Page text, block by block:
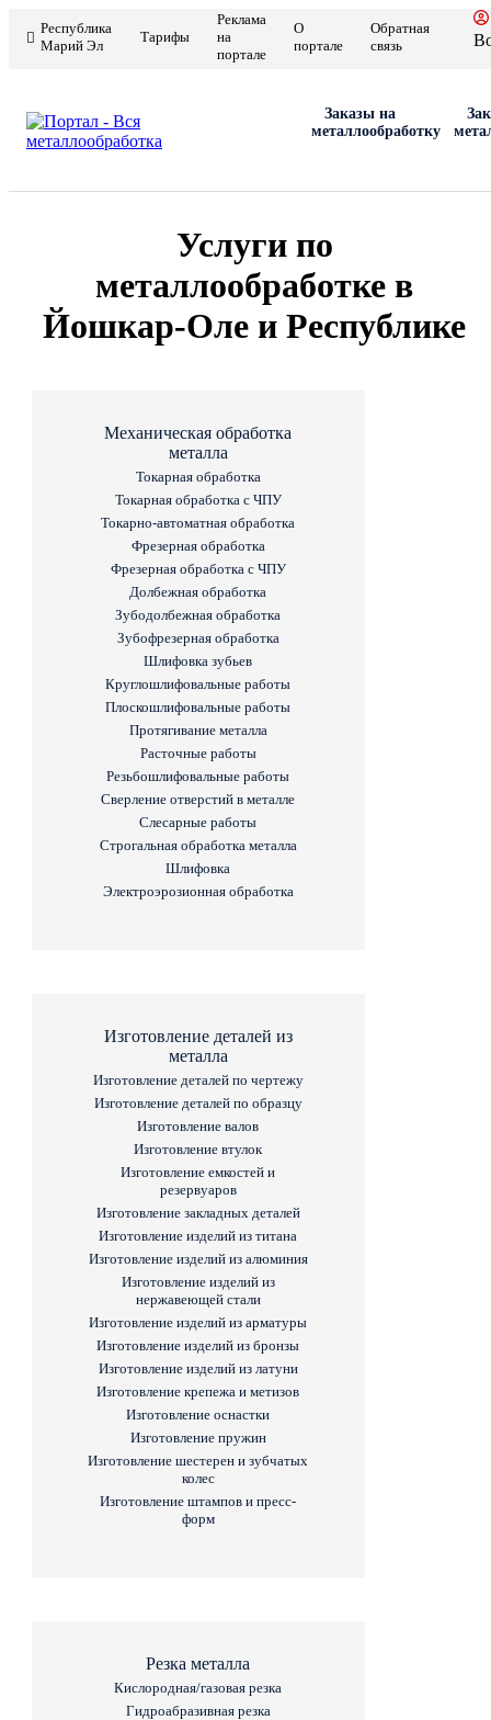
Республика
Марий Эл
Тарифы
Реклама
на
портале
О
портале
Обратная
связь
Заказы на
металлообработку
Услуги по
металлообработке в
Йошкар-Оле и Республике
Механическая обработка
металла
Токарная обработка
Токарная обработка с ЧПУ
Токарно-автоматная обработка
Фрезерная обработка
Фрезерная обработка c ЧПУ
Долбежная обработка
Зубодолбежная обработка
Зубофрезерная обработка
Шлифовка зубьев
Круглошлифовальные работы
Плоскошлифовальные работы
Протягивание металла
Расточные работы
Резьбошлифовальные работы
Сверление отверстий в металле
Слесарные работы
Строгальная обработка металла
Шлифовка
Электроэрозионная обработка
Изготовление деталей из
металла
Изготовление деталей по чертежу
Изготовление деталей по образцу
Изготовление валов
Изготовление втулок
Изготовление емкостей и
резервуаров
Изготовление закладных деталей
Изготовление изделий из титана
Изготовление изделий из алюминия
Изготовление изделий из
нержавеющей стали
Изготовление изделий из арматуры
Изготовление изделий из бронзы
Изготовление изделий из латуни
Изготовление крепежа и метизов
Изготовление оснастки
Изготовление пружин
Изготовление шестерен и зубчатых
колес
Изготовление штампов и пресс-
форм
Резка металла
Кислородная/газовая резка
Гидроабразивная резка